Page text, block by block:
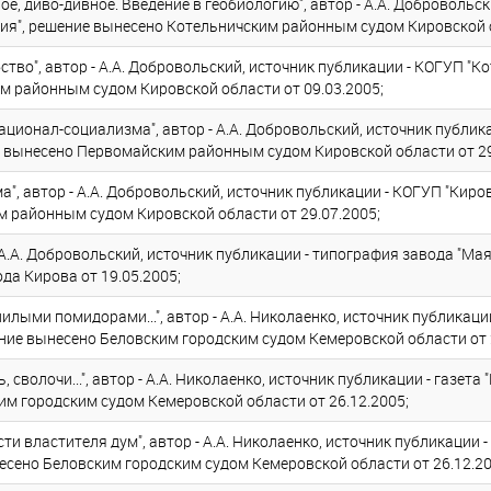
решение вынесено Котельничским районным судом Кировской
автор - А.А. Добровольский, источник публикации - КОГУП
районным судом Кировской области от 09.03.2005;
социализма", автор - А.А. Добровольский, источник
Первомайским районным судом Кировской области от
автор - А.А. Добровольский, источник публикации - КОГУП
судом Кировской области от 29.07.2005;
Добровольский, источник публикации - типография завода
Кирова от 19.05.2005;
помидорами...", автор - А.А. Николаенко, источник
вынесено Беловским городским судом Кемеровской области от
автор - А.А. Николаенко, источник публикации - газета
городским судом Кемеровской области от 26.12.2005;
властителя дум", автор - А.А. Николаенко, источник публикации -
Беловским городским судом Кемеровской области от